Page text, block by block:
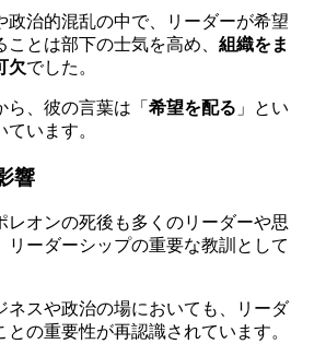
政治的混乱の中で、リーダーが希望
ことは部下の士気を高め、組織をま
欠でした。
ら、彼の言葉は「希望を配る 」とい
います。
響
レオンの死後も多くのリーダーや思
リーダーシップの重要な教訓として
ネスや政治の場においても、リーダ
との重要性が再認識されています。